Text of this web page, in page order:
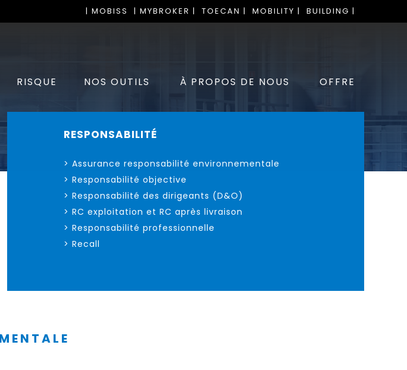
BUILDING |
MOBILITY |
TOECAN |
| MYBROKER |
| MOBISS
RISQUE NOS OUTILS À PROPOS DE NOUS OFFRE
RESPONSABILITÉ
> Assurance responsabilité environnementale
> Responsabilité objective
> Responsabilité des dirigeants (D&O)
> RC exploitation et RC après livraison
> Responsabilité professionnelle
> Recall